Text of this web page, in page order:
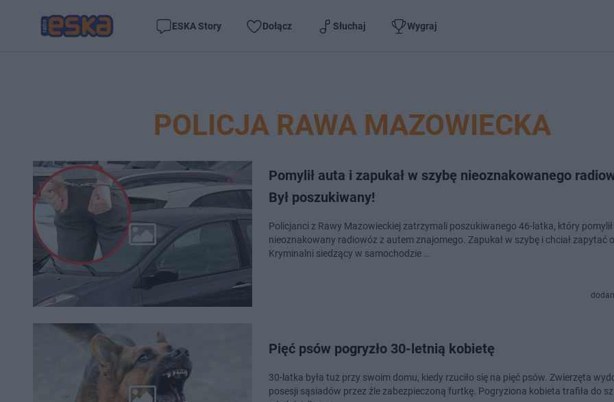
ESKA Story Dołącz Słuchaj Wygraj
POLICJA RAWA MAZOWIECKA
Pomylił auta i zapukał w szybę nieoznakowanego
Był poszukiwany!
Policjanci z Rawy Mazowieckiej zatrzymali poszukiwanego 46-latka, który pomylił
nieoznakowany radiowóz z autem znajomego. Zapukał w szybę i chciał zapytać o
Kryminalni siedzący w samochodzie …
Pięć psów pogryzło 30-letnią kobietę
30-latka była tuż przy swoim domu, kiedy rzuciło się na pięć psów. Zwierzęta
posesji sąsiadów przez źle zabezpieczoną furtkę. Pogryziona kobieta trafiła do